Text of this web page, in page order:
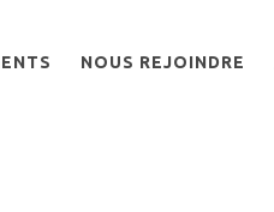
NOUS REJOINDRE